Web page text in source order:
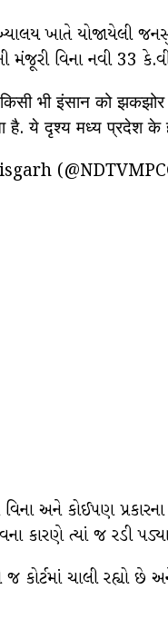
ખાતે યોજાયેલી
વિના નવી 33
किसी भी इंसान को
ये दृश्य मध्य प्रदेश के
અને કોઈપણ પ્રકારના
કારણે ત્યાં જ રડી
ચાલી રહ્યો છે